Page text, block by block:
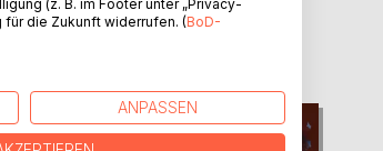
BEI
(z. B. im Footer unter „Privacy-
für die Zukunft widerrufen. (BoD-
ANPASSEN